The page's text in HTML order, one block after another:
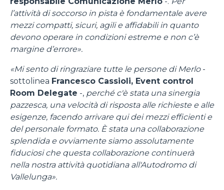
l’attività di soccorso in pista è fondamentale avere
mezzi compatti, sicuri, agili e affidabili in quanto
devono operare in condizioni estreme e non c’è
margine d’errore».
«Mi sento di ringraziare tutte le persone di Merlo-
sottolinea Francesco Cassioli, Event control
Room Delegate -, perché c'è stata una sinergia
pazzesca, una velocità di risposta alle richieste e alle
esigenze, facendo arrivare qui dei mezzi efficienti e
del personale formato. È stata una collaborazione
splendida e ovviamente siamo assolutamente
fiduciosi che questa collaborazione continuerà
nella nostra attività quotidiana all'Autodromo di
Vallelunga».